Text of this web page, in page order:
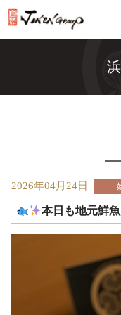
2026年04月24日
本日も地元鮮